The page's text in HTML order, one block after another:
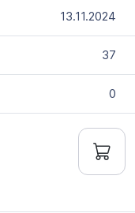
13.11.2024
37
0